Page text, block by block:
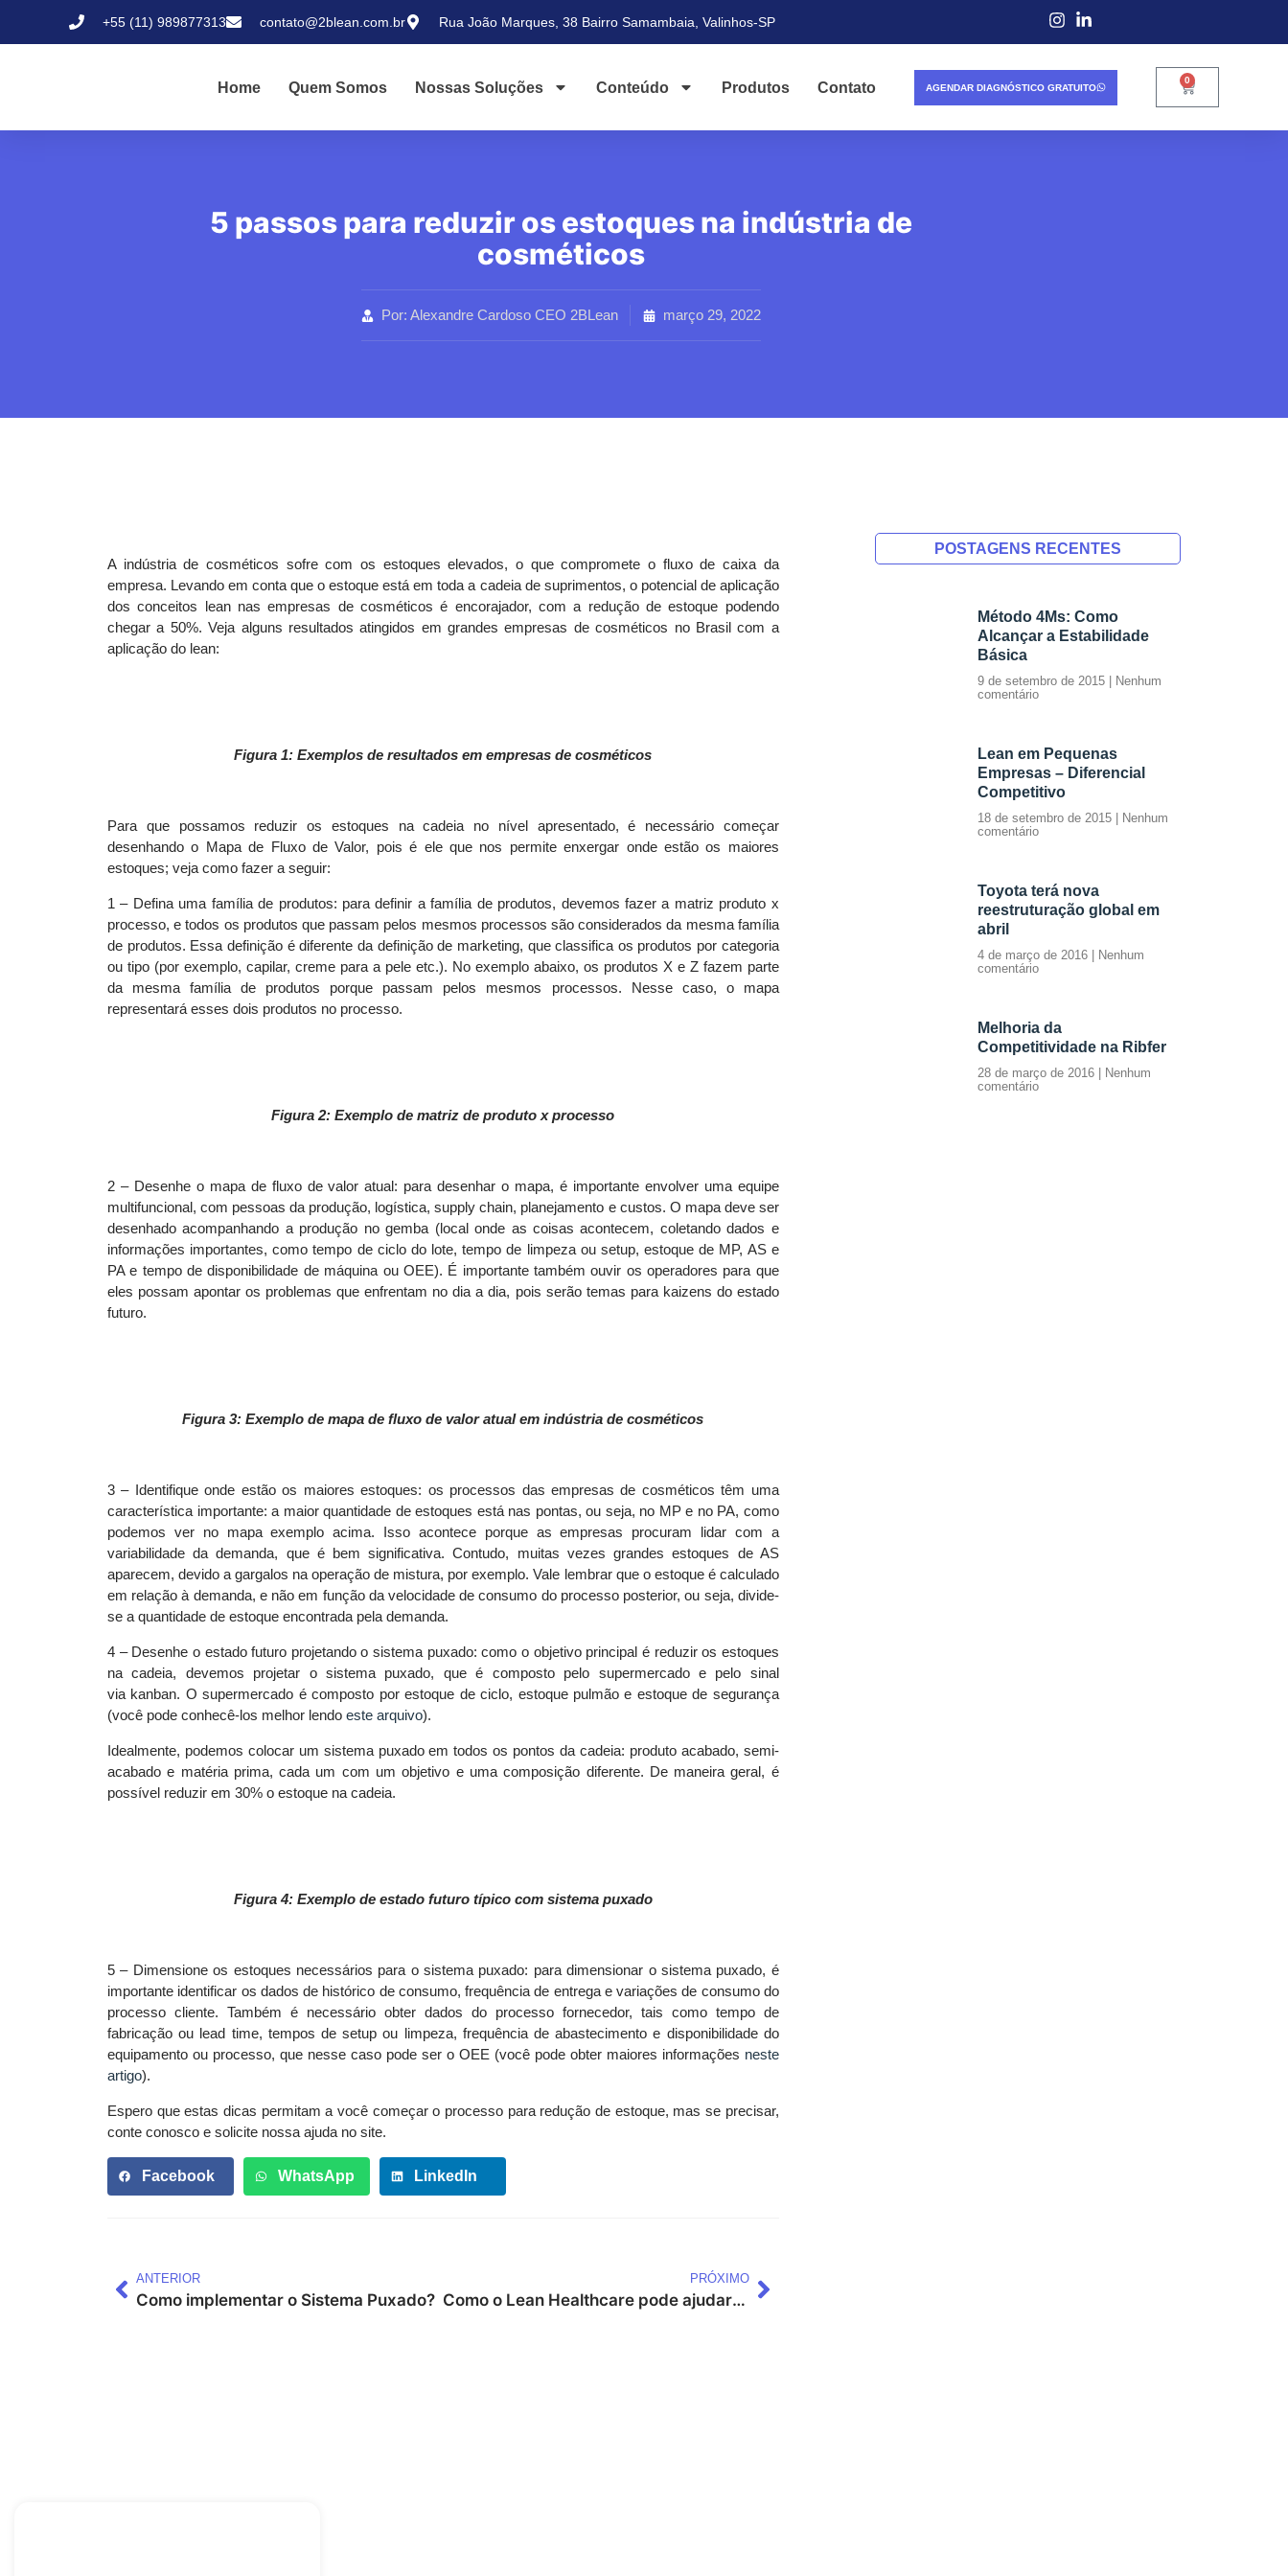
+55 (11) 989877313 contato@2blean.com.br Rua João Marques, 38 Bairro Samambaia, Valinhos-SP
Home Quem Somos Nossas Soluções Conteúdo Produtos Contato AGENDAR DIAGNÓSTICO GRATUITO
0
5 passos para reduzir os estoques na indústria de
cosméticos
Por: Alexandre Cardoso CEO 2BLean março 29, 2022
A indústria de cosméticos sofre com os estoques elevados, o que compromete o fluxo de caixa da
empresa. Levando em conta que o estoque está em toda a cadeia de suprimentos, o potencial de aplicação
dos conceitos lean nas empresas de cosméticos é encorajador, com a redução de estoque podendo
chegar a 50%. Veja alguns resultados atingidos em grandes empresas de cosméticos no Brasil com a
aplicação do lean:
Figura 1: Exemplos de resultados em empresas de cosméticos
Para que possamos reduzir os estoques na cadeia no nível apresentado, é necessário começar
desenhando o Mapa de Fluxo de Valor, pois é ele que nos permite enxergar onde estão os maiores
estoques; veja como fazer a seguir:
1 – Defina uma família de produtos: para definir a família de produtos, devemos fazer a matriz produto x
processo, e todos os produtos que passam pelos mesmos processos são considerados da mesma família
de produtos. Essa definição é diferente da definição de marketing, que classifica os produtos por categoria
ou tipo (por exemplo, capilar, creme para a pele etc.). No exemplo abaixo, os produtos X e Z fazem parte
da mesma família de produtos porque passam pelos mesmos processos. Nesse caso, o mapa
representará esses dois produtos no processo.
Figura 2: Exemplo de matriz de produto x processo
2 – Desenhe o mapa de fluxo de valor atual: para desenhar o mapa, é importante envolver uma equipe
multifuncional, com pessoas da produção, logística,supply chain, planejamento e custos. O mapa deve ser
desenhado acompanhando a produção nogemba (local onde as coisas acontecem, coletando dados e
informações importantes, como tempo de ciclo do lote, tempo de limpeza ou setup, estoque de MP, AS e
PA e tempo de disponibilidade de máquina ou OEE). É importante também ouvir os operadores para que
eles possam apontar os problemas que enfrentam no dia a dia, pois serão temas para kaizens do estado
futuro.
Figura 3: Exemplo de mapa de fluxo de valor atual em indústria de cosméticos
3 – Identifique onde estão os maiores estoques: os processos das empresas de cosméticos têm uma
característica importante: a maior quantidade de estoques está nas pontas, ou seja, no MP e no PA, como
podemos ver no mapa exemplo acima. Isso acontece porque as empresas procuram lidar com a
variabilidade da demanda, que é bem significativa. Contudo, muitas vezes grandes estoques de AS
aparecem, devido a gargalos na operação de mistura, por exemplo. Vale lembrar que o estoque é calculado
em relação à demanda, e não em função da velocidade de consumo do processo posterior, ou seja, divide-
se a quantidade de estoque encontrada pela demanda.
4 – Desenhe o estado futuro projetando o sistema puxado: como o objetivo principal é reduzir os estoques
na cadeia, devemos projetar o sistema puxado, que é composto pelo supermercado e pelo sinal
via kanban. O supermercado é composto por estoque de ciclo, estoque pulmão e estoque de segurança
(você pode conhecê-los melhor lendo este arquivo).
Idealmente, podemos colocar um sistema puxado em todos os pontos da cadeia: produto acabado, semi-
acabado e matéria prima, cada um com um objetivo e uma composição diferente. De maneira geral, é
possível reduzir em 30% o estoque na cadeia.
Figura 4: Exemplo de estado futuro típico com sistema puxado
5 – Dimensione os estoques necessários para o sistema puxado: para dimensionar o sistema puxado, é
importante identificar os dados de histórico de consumo, frequência de entrega e variações de consumo do
processo cliente. Também é necessário obter dados do processo fornecedor, tais como tempo de
fabricação ou lead time, tempos desetup ou limpeza, frequência de abastecimento e disponibilidade do
equipamento ou processo, que nesse caso pode ser o OEE (você pode obter maiores informações neste
artigo).
Espero que estas dicas permitam a você começar o processo para redução de estoque, mas se precisar,
conte conosco e solicite nossa ajuda no site.
Facebook WhatsApp LinkedIn
ANTERIOR
Como implementar o Sistema Puxado?
PRÓXIMO
Como o Lean Healthcare pode ajudar a tornar mais simples a jornada do paciente?
POSTAGENS RECENTES
Método 4Ms: Como
Alcançar a Estabilidade
Básica
9 de setembro de 2015
Nenhum
comentário
Lean em Pequenas
Empresas – Diferencial
Competitivo
18 de setembro de 2015
Nenhum
comentário
Toyota terá nova
reestruturação global em
abril
4 de março de 2016
Nenhum
comentário
Melhoria da
Competitividade na Ribfer
28 de março de 2016
Nenhum
comentário